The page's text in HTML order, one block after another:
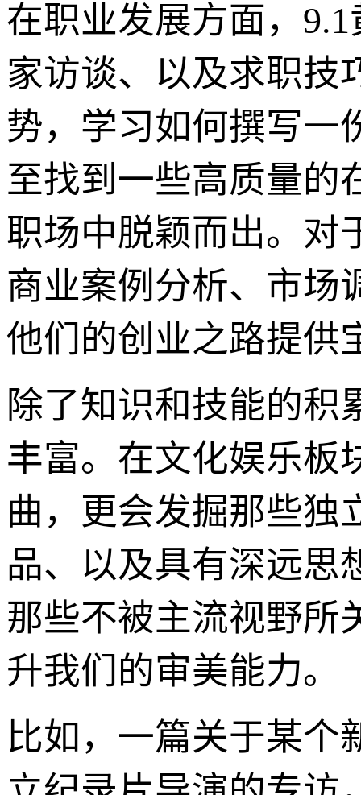
在职业发展方面，
家访谈、以及求职技
势，学习如何撰写一
至找到一些高质量的
职场中脱颖而出。对
商业案例分析、市场
他们的创业之路提供
除了知识和技能的积
丰富。在文化娱乐板
曲，更会发掘那些独
品、以及具有深远思
那些不被主流视野所
升我们的审美能力。
比如，一篇关于某个